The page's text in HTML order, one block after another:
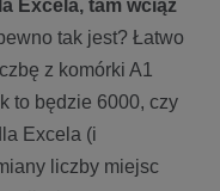
Excela, tam wciąż
tak jest? Łatwo
z komórki A1
to będzie 6000, czy
Excela (i
liczby miejsc